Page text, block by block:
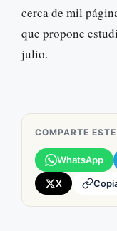
cerca de mil
que propone
julio.
COMPARTE
WhatsApp
X